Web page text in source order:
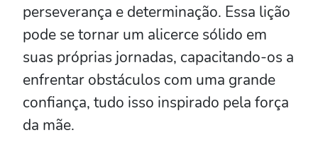
perseverança e determinação. Essa lição
pode se tornar um alicerce sólido em
suas próprias jornadas, capacitando-os a
enfrentar obstáculos com uma grande
confiança, tudo isso inspirado pela força
da mãe.